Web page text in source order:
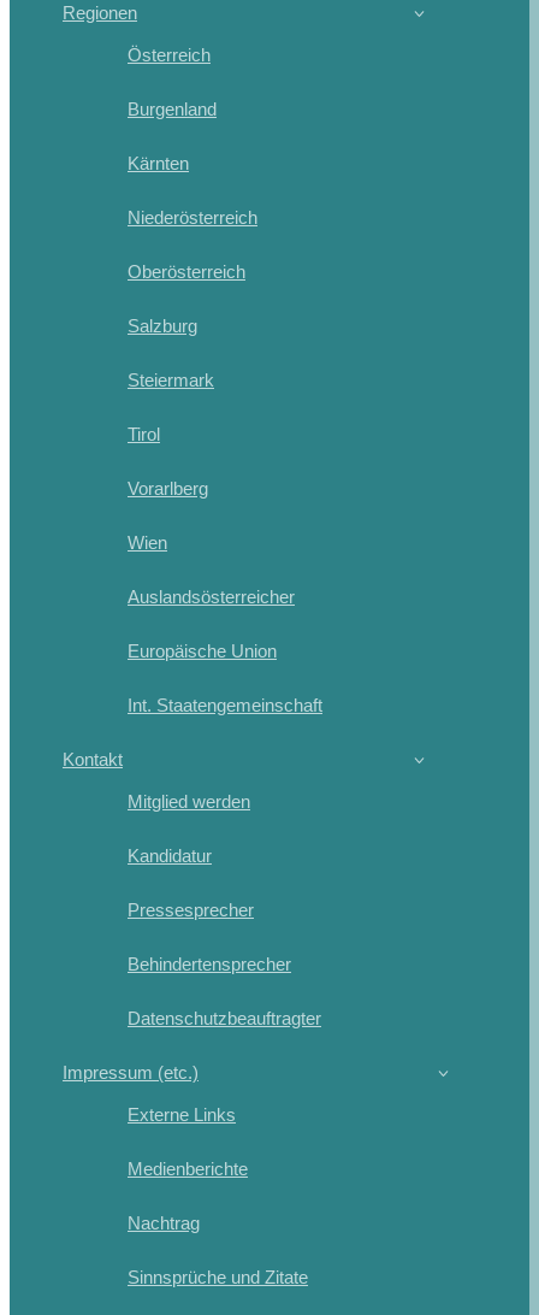
Regionen
Österreich
Burgenland
Kärnten
Niederösterreich
Oberösterreich
Salzburg
Steiermark
Tirol
Vorarlberg
Wien
Auslandsösterreicher
Europäische Union
Int. Staatengemeinschaft
Kontakt
Mitglied werden
Kandidatur
Pressesprecher
Behindertensprecher
Datenschutzbeauftragter
Impressum (etc.)
Externe Links
Medienberichte
Nachtrag
Sinnsprüche und Zitate